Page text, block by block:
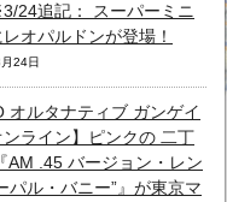
24追記： スーパーミニ
オパルドンが登場！
24日
オルタナティブ ガンゲイ
ンライン】ピンクの 二丁
AM .45 バージョン・レン
パル・バニー”』が東京マ